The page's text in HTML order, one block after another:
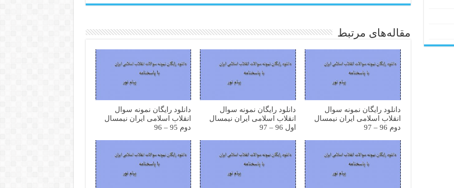
مقاله‌های مرتبط
دانلود رایگان نمونه سوال
انقلاب اسلامی ایران نیمسال
دوم 96 – 97
دانلود رایگان نمونه سوال
انقلاب اسلامی ایران نیمسال
اول 96 – 97
دانلود رایگان نمونه سوال
انقلاب اسلامی ایران نیمسال
دوم 95 – 96